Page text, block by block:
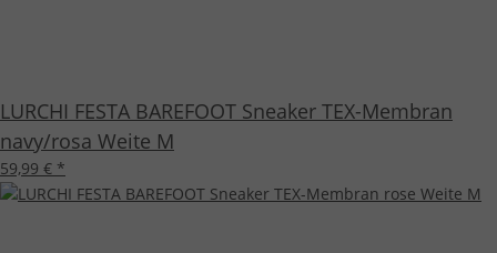
LURCHI FESTA BAREFOOT Sneaker TEX-Membran
navy/rosa Weite M
59,99 € *